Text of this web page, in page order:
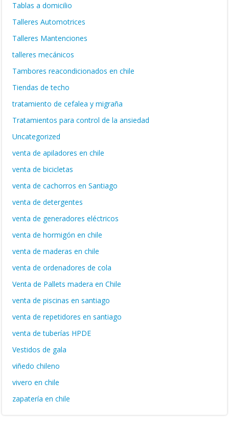
Tablas a domicilio
Talleres Automotrices
Talleres Mantenciones
talleres mecánicos
Tambores reacondicionados en chile
Tiendas de techo
tratamiento de cefalea y migraña
Tratamientos para control de la ansiedad
Uncategorized
venta de apiladores en chile
venta de bicicletas
venta de cachorros en Santiago
venta de detergentes
venta de generadores eléctricos
venta de hormigón en chile
venta de maderas en chile
venta de ordenadores de cola
Venta de Pallets madera en Chile
venta de piscinas en santiago
venta de repetidores en santiago
venta de tuberías HPDE
Vestidos de gala
viñedo chileno
vivero en chile
zapatería en chile